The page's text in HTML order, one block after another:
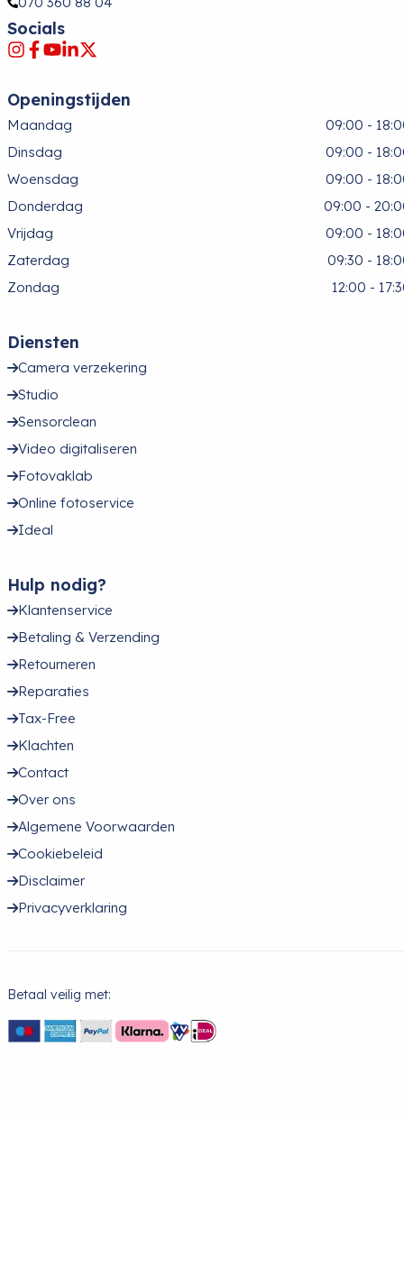
Socials
Openingstijden
Maandag
09:00 -
Dinsdag
09:00 -
Woensdag
09:00 -
Donderdag
09:00 -
Vrijdag
09:00 -
Zaterdag
09:30 -
Zondag
12:00 -
Diensten
Camera verzekering
Studio
Sensorclean
Video digitaliseren
Fotovaklab
Online fotoservice
Ideal
Hulp nodig?
Klantenservice
Betaling & Verzending
Retourneren
Reparaties
Tax-Free
Klachten
Contact
Over ons
Algemene Voorwaarden
Cookiebeleid
Disclaimer
Privacyverklaring
Betaal veilig met: